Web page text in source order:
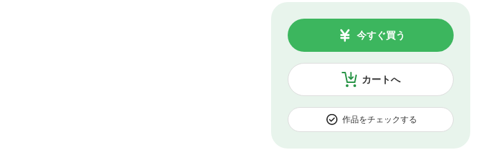
カートへ
今すぐ買う
作品をチェックする